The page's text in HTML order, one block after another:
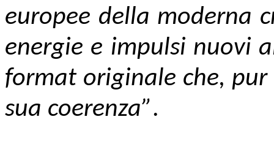
europee della moderna
energie e impulsi nuovi
format originale che,
sua coerenza”.